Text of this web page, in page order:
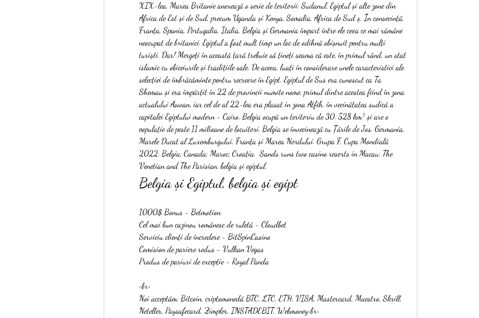
XIX-lea, Marea Britanie anexează o serie de teritorii: Sudanul, Egiptul și alte zone din
Africa de Est și de Sud, precum Uganda și Kenya, Somalia, Africa de Sud ș. În consecință,
Franța, Spania, Portugalia, Italia, Belgia și Germania împart între ele ceea ce mai rămâne
neocupat de britanici. Egiptul a fost mult timp un loc de odihnă obișnuit pentru mulți
turiști. Dar! Mergeți în această țară trebuie să țineți seama că este, în primul rând, un stat
islamic cu obiceiurile și tradițiile sale. De aceea, luați în considerare unele caracteristici ale
selecției de îmbrăcăminte pentru recreere în Egipt. Egiptul de Sus era cunoscut ca Ta
Shemau și era împărțit în 22 de provincii numite nome, primul dintre acestea fiind în zona
actualului Aswan, iar cel de al 22-lea era plasat in zona Atfih, în vecinătatea sudică a
capitalei Egiptului modern - Cairo. Belgia ocupă un teritoriu de 30. 528 km² și are o
populație de peste 11 milioane de locuitori. Belgia se învecinează cu Țările de Jos, Germania,
Marele Ducat al Luxemburgului, Franța și Marea Nordului. Grupa F, Cupa Mondială
2022: Belgia; Canada; Maroc; Croația.  Sands runs two casino resorts in Macau: The
Venetian and The Parisian, belgia și egiptul.
Belgia și Egiptul, belgia și egipt
1000$ Bonus - Betmotion
Cel mai bun cazinou românesc de ruletă - Cloudbet
Serviciu clienți de încredere - BitSpinCasino
Comision de pariere redus - Vulkan Vegas
Produs de pariuri de excepție - Royal Panda
<br>
Noi acceptăm: Bitcoin, criptomonedă BTC, LTC, ETH, VISA, Mastercard, Maestro, Skrill,
Neteller, Paysafecard, Zimpler, INSTADEBIT, Webmoney<br>